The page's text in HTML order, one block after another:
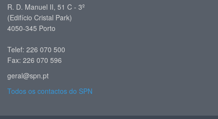
R. D. Manuel II, 51 C - 3º
(Edifício Cristal Park)
4050-345 Porto
Telef: 226 070 500
Fax: 226 070 596
geral@spn.pt
Todos os contactos do SPN